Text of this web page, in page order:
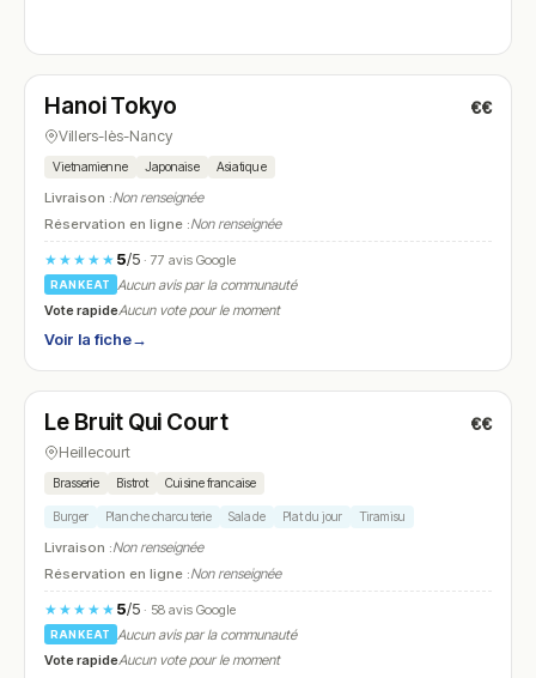
N° 4
Hanoi Tokyo €€
Villers-lès-Nancy
Vietnamienne Japonaise Asiatique
Livraison :Non renseignée
Réservation en ligne :Non renseignée
★★★★★ 5/5· 77 avis Google
RANKEAT
Aucun avis par la communauté
Vote rapideAucun vote pour le moment
Voir la fiche→
N° 5
Le Bruit Qui Court €€
Heillecourt
Brasserie Bistrot Cuisine francaise
Burger Planche charcuterie Salade Plat du jour Tiramisu
Livraison :Non renseignée
Réservation en ligne :Non renseignée
★★★★★ 5/5· 58 avis Google
RANKEAT
Aucun avis par la communauté
Vote rapideAucun vote pour le moment